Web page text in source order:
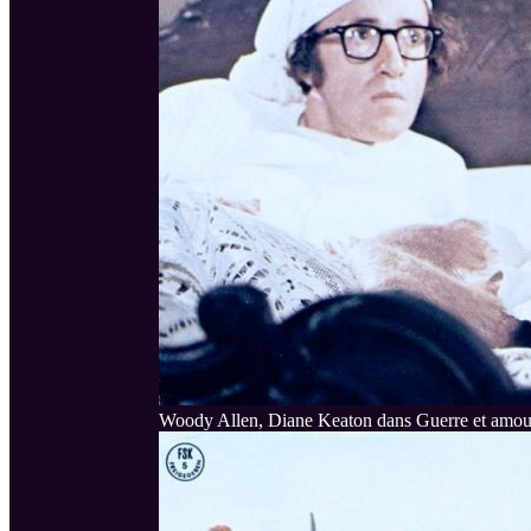
Woody Allen, Diane Keaton dans Guerre et